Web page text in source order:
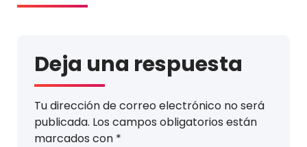
Deja una respuesta
Tu dirección de correo electrónico no será
publicada. Los campos obligatorios están
marcados con *